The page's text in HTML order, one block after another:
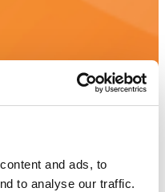
and ads, to
to analyse our traffic.